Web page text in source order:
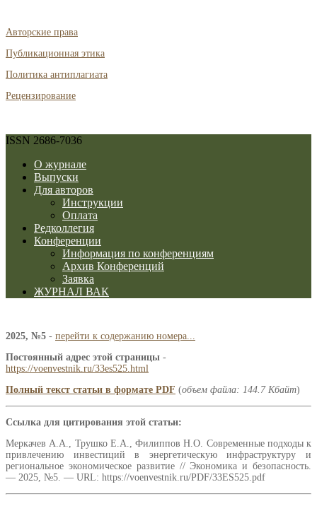
Авторские права
Публикационная этика
Политика антиплагиата
Рецензирование
ISSN 2686-7036
О журнале
Выпуски
Для авторов
Инструкции
Оплата
Редколлегия
Конференции
Информация по конференциям
Архив Конференций
Заявка
ЖУРНАЛ ВАК
2025, №5 - перейти к содержанию номера...
Постоянный адрес этой страницы -
https://voenvestnik.ru/33es525.html
Полный текст статьи в формате PDF (объем файла: 144.7 Кбайт)
Ссылка для цитирования этой статьи:
Меркачев А.А., Трушко Е.А., Филиппов Н.О. Современные подходы к
привлечению инвестиций в энергетическую инфраструктуру и
региональное экономическое развитие // Экономика и безопасность.
— 2025, №5. — URL: https://voenvestnik.ru/PDF/33ES525.pdf